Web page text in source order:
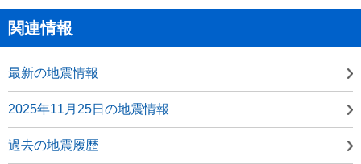
関連情報
最新の地震情報
2025年11月25日の地震情報
過去の地震履歴